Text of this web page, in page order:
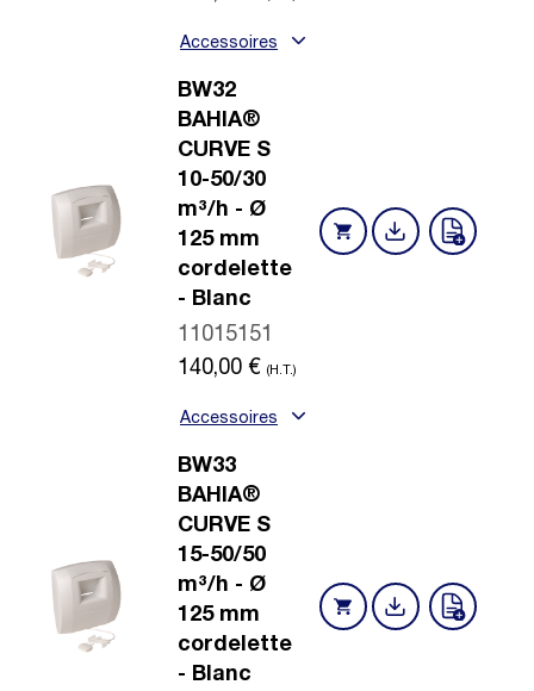
Accessoires
BW32
BAHIA®
CURVE S
10-50/30
m³/h - Ø
125 mm
cordelette
- Blanc
11015151
140,00 € (H.T.)
Accessoires
BW33
BAHIA®
CURVE S
15-50/50
m³/h - Ø
125 mm
cordelette
- Blanc